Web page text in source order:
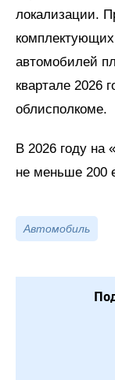
локализации.
автомобилей
квартале 2026
облисполкоме.
В 2026 году на
не меньше 200
Автомобиль